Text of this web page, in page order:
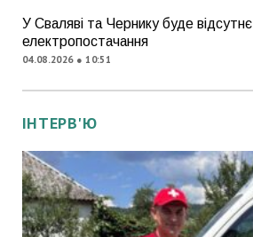
У Сваляві та Чернику буде відсутнє
електропостачання
04.08.2026 ● 10:51
ІНТЕРВ'Ю